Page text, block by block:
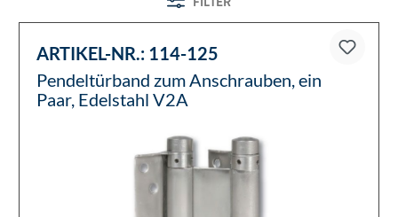
ARTIKEL-NR.: 114-125
Pendeltürband zum Anschrauben, ein
Paar, Edelstahl V2A